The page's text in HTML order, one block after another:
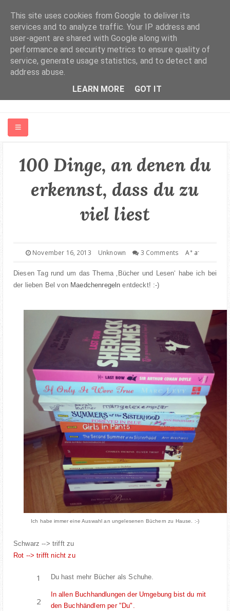
KIEL INSIGHTS
COOPERATION
IMPRESSUM
100 Dinge, an denen du
erkennst, dass du zu
viel liest
November 16, 2013 Unknown 3 Comments A+ a-
Diesen Tag rund um das Thema ‚Bücher und Lesen‘ habe ich bei
der lieben Bel von Maedchenregeln entdeckt! :-)
Ich habe immer eine Auswahl an ungelesenen Büchern zu Hause. :-)
Schwarz --> trifft zu
Rot --> trifft nicht zu
Du hast mehr Bücher als Schuhe.
In allen Buchhandlungen der Umgebung bist du mit
den Buchhändlern per "Du".
This site uses cookies from Google to deliver its
services and to analyze traffic. Your IP address and
user-agent are shared with Google along with
performance and security metrics to ensure quality of
service, generate usage statistics, and to detect and
address abuse.
LEARN MORE
GOT IT